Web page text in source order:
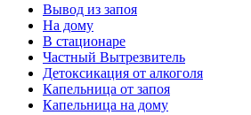
Вывод из запоя
На дому
В стационаре
Частный Вытрезвитель
Детоксикация от алкоголя
Капельница от запоя
Капельница на дому